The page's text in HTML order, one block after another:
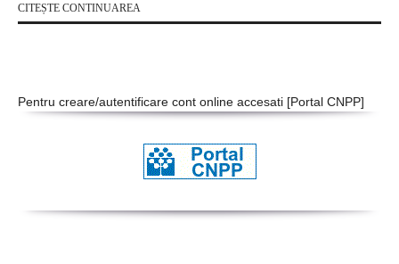
CITEȘTE CONTINUAREA
Pentru creare/autentificare cont online accesati [Portal CNPP]